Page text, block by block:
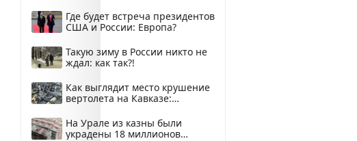
Где будет встреча президентов
США и России: Европа?
Такую зиму в России никто не
ждал: как так?!
Как выглядит место крушение
вертолета на Кавказе:
На Урале из казны были
украдены 18 миллионов